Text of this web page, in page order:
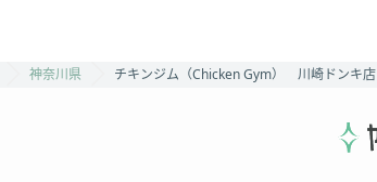
神奈川県 チキンジム（Chicken Gym） 川崎ドンキ店